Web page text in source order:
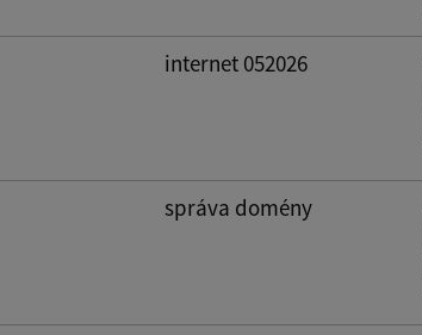
internet 052026
správa domény